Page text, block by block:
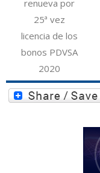
renueva por
25ª vez
licencia de los
bonos PDVSA
2020